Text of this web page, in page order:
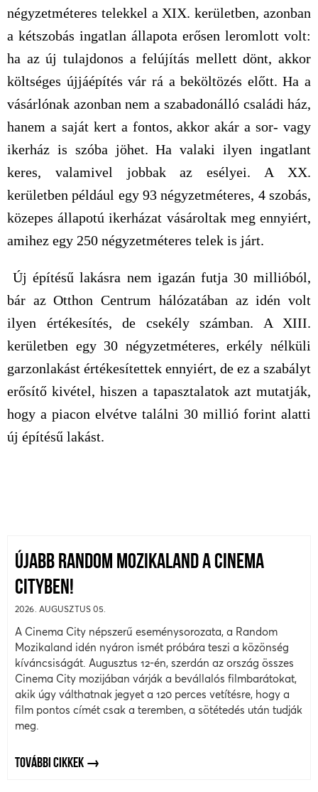
négyzetméteres telekkel a XIX. kerületben, azonban
a kétszobás ingatlan állapota erősen leromlott volt:
ha az új tulajdonos a felújítás mellett dönt, akkor
költséges újjáépítés vár rá a beköltözés előtt. Ha a
vásárlónak azonban nem a szabadonálló családi ház,
hanem a saját kert a fontos, akkor akár a sor- vagy
ikerház is szóba jöhet. Ha valaki ilyen ingatlant
keres, valamivel jobbak az esélyei. A XX.
kerületben például egy 93 négyzetméteres, 4 szobás,
közepes állapotú ikerházat vásároltak meg ennyiért,
amihez egy 250 négyzetméteres telek is járt.
Új építésű lakásra nem igazán futja 30 millióból,
bár az Otthon Centrum hálózatában az idén volt
ilyen értékesítés, de csekély számban. A XIII.
kerületben egy 30 négyzetméteres, erkély nélküli
garzonlakást értékesítettek ennyiért, de ez a szabályt
erősítő kivétel, hiszen a tapasztalatok azt mutatják,
hogy a piacon elvétve találni 30 millió forint alatti
új építésű lakást.
ÚJABB RANDOM MOZIKALAND A CINEMA
CITYBEN!
2026. AUGUSZTUS 05.
A Cinema City népszerű eseménysorozata, a Random
Mozikaland idén nyáron ismét próbára teszi a közönség
kíváncsiságát. Augusztus 12-én, szerdán az ország összes
Cinema City mozijában várják a bevállalós filmbarátokat,
akik úgy válthatnak jegyet a 120 perces vetítésre, hogy a
film pontos címét csak a teremben, a sötétedés után tudják
meg.
TOVÁBBI CIKKEK